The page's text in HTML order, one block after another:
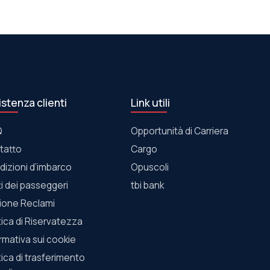
clienti
d’imbarco
dei passeggeri
Reclami
di Riservatezza
sui cookie
di trasferimento
Link utili
Opportunità di Carriera
Cargo
Οpuscoli
tbi bank